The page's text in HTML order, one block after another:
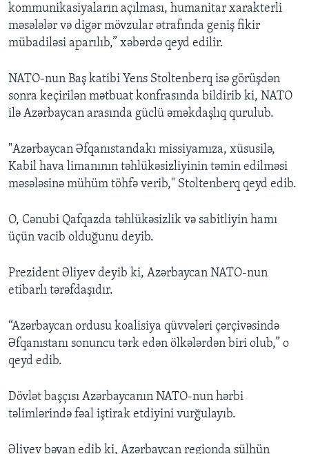
kommunikasiyaların açılması, humanitar xarakterli
məsələlər və digər mövzular ətrafında geniş fikir
mübadiləsi aparılıb,” xəbərdə qeyd edilir.
NATO-nun Baş katibi Yens Stoltenberq isə görüşdən
sonra keçirilən mətbuat konfrasında bildirib ki, NATO
ilə Azərbaycan arasında güclü əməkdaşlıq qurulub.
"Azərbaycan Əfqanıstandakı missiyamıza, xüsusilə,
Kabil hava limanının təhlükəsizliyinin təmin edilməsi
məsələsinə mühüm töhfə verib," Stoltenberq qeyd edib.
O, Cənubi Qafqazda təhlükəsizlik və sabitliyin hamı
üçün vacib olduğunu deyib.
Prezident Əliyev deyib ki, Azərbaycan NATO-nun
etibarlı tərəfdaşıdır.
“Azərbaycan ordusu koalisiya qüvvələri çərçivəsində
Əfqanıstanı sonuncu tərk edən ölkələrdən biri olub,” o
qeyd edib.
Dövlət başçısı Azərbaycanın NATO-nun hərbi
təlimlərində fəal iştirak etdiyini vurğulayıb.
Əliyev bəyan edib ki, Azərbaycan regionda sülhün